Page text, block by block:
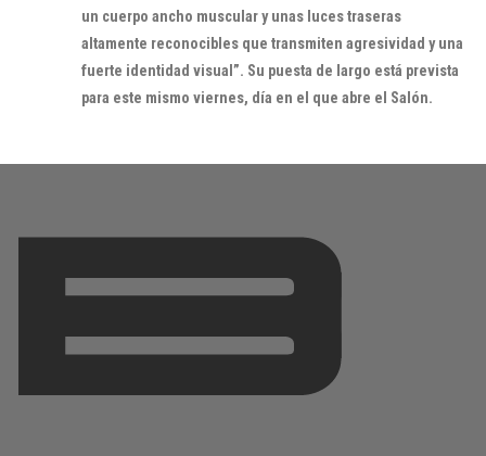
un cuerpo ancho muscular y unas luces traseras
altamente reconocibles que transmiten agresividad y una
fuerte identidad visual”. Su puesta de largo está prevista
para este mismo viernes, día en el que abre el Salón.